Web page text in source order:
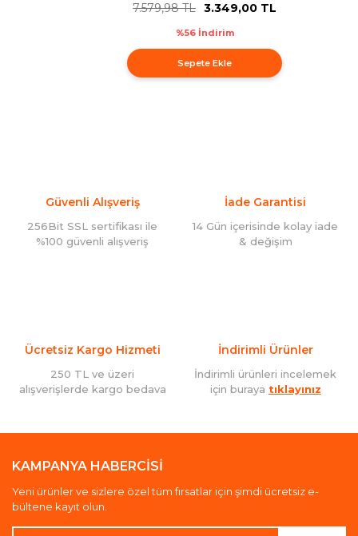
7.579,98 TL 3.349,00 TL
%56 İndirim
Sepete Ekle
Güvenli Alışveriş
256Bit SSL sertifikası ile
%100 güvenli alışveriş
İade Garantisi
14 Gün içerisinde kolay iade
& değişim
Ücretsiz Kargo Hizmeti
250 TL ve üzeri
alışverişlerde kargo bedava
İndirimli Ürünler
İndirimli ürünleri incelemek
için buraya tıklayınız
KAMPANYA HABERCİSİ
Yeni ürünler ve sizlere özel tüm fırsatlar için şimdi ücretsiz e-
bültene kayıt olun.